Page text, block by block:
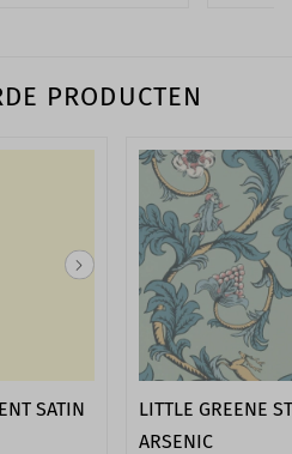
PRODUCTEN
SATIN
LITTLE GREENE
ARSENIC